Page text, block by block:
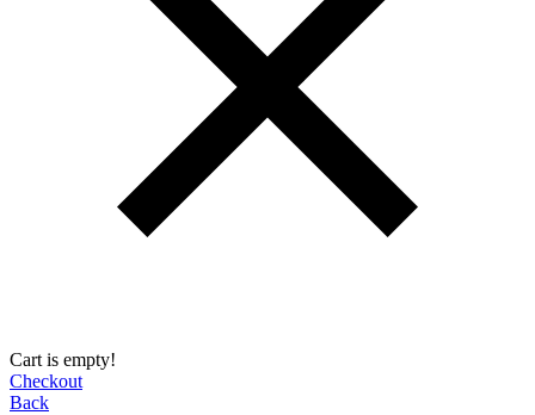
Cart is empty!
Checkout
Back